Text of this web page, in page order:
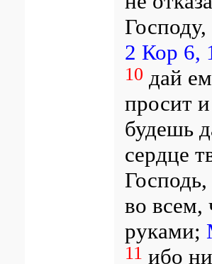
2 Кор 6,
10 дай
просит
будешь
сердце
во всем,
руками;
11 ибо